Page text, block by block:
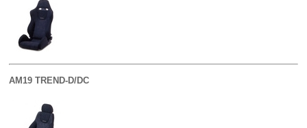
AM19 TREND-D/DC